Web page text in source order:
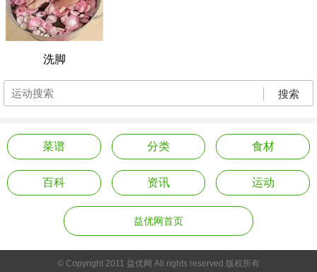
洗脚
搜索
菜谱 分类 食材
百科 资讯 运动
益优网首页
© Copyright 2011 益优网 All rights reserved 版权所有